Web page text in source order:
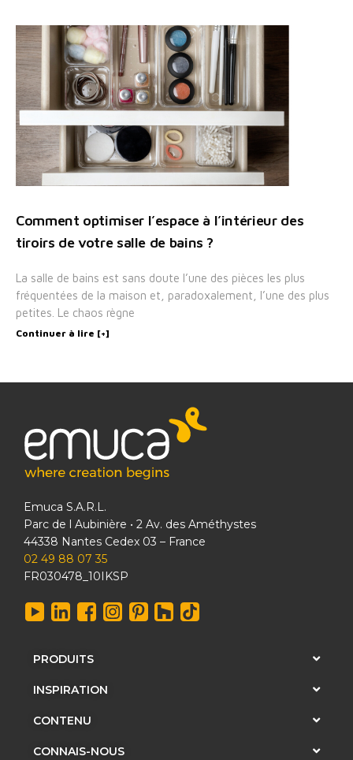
Comment optimiser l’espace à l’intérieur des
tiroirs de votre salle de bains ?
La salle de bains est sans doute l’une des pièces les plus
fréquentées de la maison et, paradoxalement, l’une des plus
petites. Le chaos règne
Continuer à lire [+]
Emuca S.A.R.L.
Parc de l Aubinière • 2 Av. des Améthystes
44338 Nantes Cedex 03 – France
02 49 88 07 35
FR030478_10IKSP
PRODUITS
INSPIRATION
CONTENU
CONNAIS-NOUS